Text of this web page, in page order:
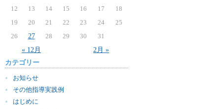
« 12月 2月 »
12
13 14 15 16 17
18
19
20 21 22 23 24
25
26
27 28 29 30 31
カテゴリー
お知らせ
その他指導実践例
はじめに